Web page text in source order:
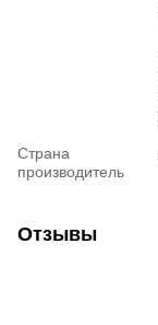
Страна
производитель
Отзывы